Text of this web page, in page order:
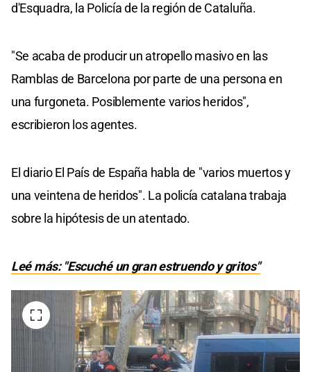
d'Esquadra, la Policía de la región de Cataluña.
"Se acaba de producir un atropello masivo en las
Ramblas de Barcelona por parte de una persona en
una furgoneta. Posiblemente varios heridos",
escribieron los agentes.
El diario El País de España habla de "varios muertos y
una veintena de heridos". La policía catalana trabaja
sobre la hipótesis de un atentado.
Leé más: "Escuché un gran estruendo y gritos"